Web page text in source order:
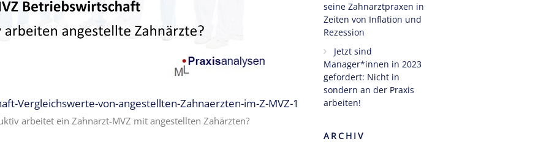
Vergleichswerte-von-angestellten-Zahnaerzten-im-Z-MVZ-1
arbeitet ein Zahnarzt-MVZ mit angestellten Zahärzten?
seine Zahnarztpraxen in
Zeiten von Inflation und
Rezession
Jetzt sind
Manager*innen in 2023
gefordert: Nicht in
sondern an der Praxis
arbeiten!
ARCHIV